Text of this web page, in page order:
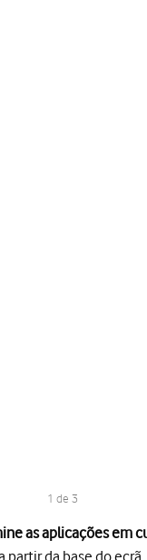
1 de 3
as aplicações em
partir da base do